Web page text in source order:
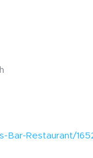
Restaurant/